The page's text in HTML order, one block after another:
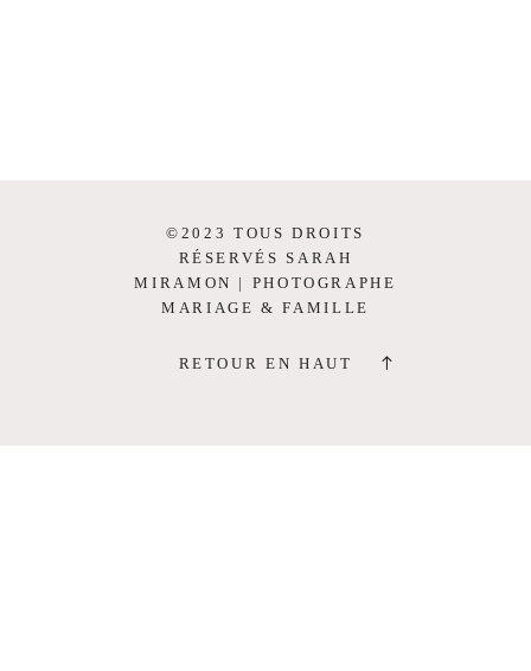
©2023 TOUS DROITS
RÉSERVÉS SARAH
MIRAMON | PHOTOGRAPHE
MARIAGE & FAMILLE
RETOUR EN HAUT